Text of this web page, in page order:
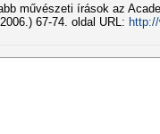
művészeti írások az
67-74. oldal URL: